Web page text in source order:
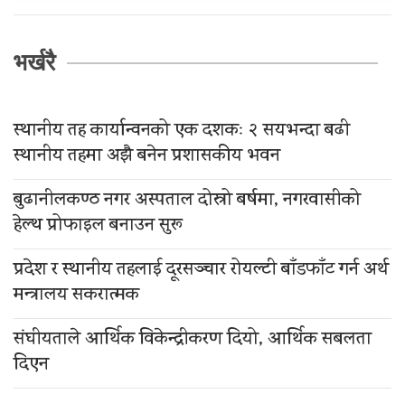
भर्खरै
स्थानीय तह कार्यान्वनको एक दशकः २ सयभन्दा बढी
स्थानीय तहमा अझै बनेन प्रशासकीय भवन
बुढानीलकण्ठ नगर अस्पताल दोस्रो बर्षमा, नगरवासीको
हेल्थ प्रोफाइल बनाउन सुरू
प्रदेश र स्थानीय तहलाई दूरसञ्चार रोयल्टी बाँडफाँट गर्न अर्थ
मन्त्रालय सकरात्मक
संघीयताले आर्थिक विकेन्द्रीकरण दियो, आर्थिक सबलता
दिएन